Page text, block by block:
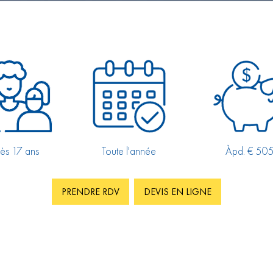
17 ans Toute l'année Àpd. €
PRENDRE RDV DEVIS EN LIGNE